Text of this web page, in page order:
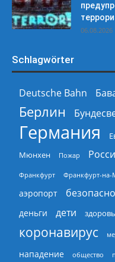
06.08.2026
Schlagwörter
Deutsche Bahn
Берлин
Германия
Мюнхен Пожар
Франкфурт Франкфурт-на-
аэропорт
деньги дети
коронавирус
нападение
общество